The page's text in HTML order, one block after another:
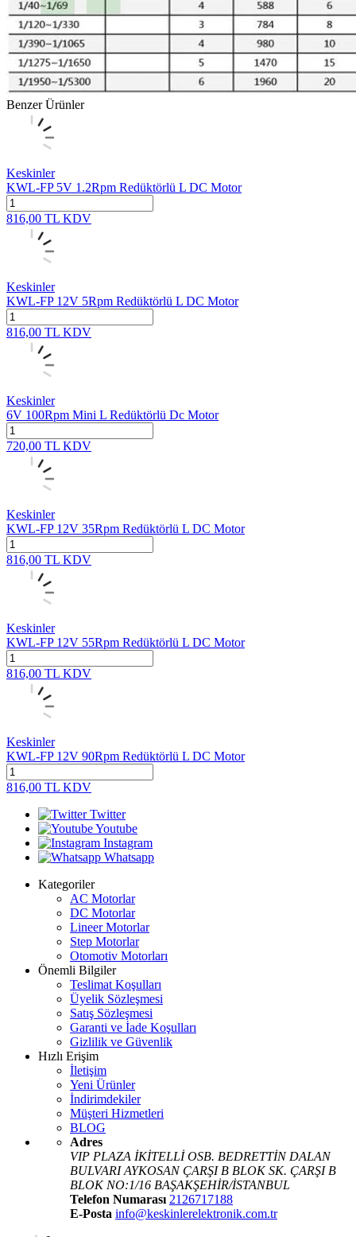
Benzer Ürünler
Keskinler
KWL-FP 5V 1.2Rpm Redüktörlü L DC Motor
816,00 TL KDV
Keskinler
KWL-FP 12V 5Rpm Redüktörlü L DC Motor
816,00 TL KDV
Keskinler
6V 100Rpm Mini L Redüktörlü Dc Motor
720,00 TL KDV
Keskinler
KWL-FP 12V 35Rpm Redüktörlü L DC Motor
816,00 TL KDV
Keskinler
KWL-FP 12V 55Rpm Redüktörlü L DC Motor
816,00 TL KDV
Keskinler
KWL-FP 12V 90Rpm Redüktörlü L DC Motor
816,00 TL KDV
Twitter
Youtube
Instagram
Whatsapp
Kategoriler
AC Motorlar
DC Motorlar
Lineer Motorlar
Step Motorlar
Otomotiv Motorları
Önemli Bilgiler
Teslimat Koşulları
Üyelik Sözleşmesi
Satış Sözleşmesi
Garanti ve İade Koşulları
Gizlilik ve Güvenlik
Hızlı Erişim
İletişim
Yeni Ürünler
İndirimdekiler
Müşteri Hizmetleri
BLOG
Adres
VIP PLAZA İKİTELLİ OSB. BEDRETTİN DALAN
BULVARI AYKOSAN ÇARŞI B BLOK SK. ÇARŞI B
BLOK NO:1/16 BAŞAKŞEHİR/İSTANBUL
Telefon Numarası 2126717188
E-Posta info@keskinlerelektronik.com.tr